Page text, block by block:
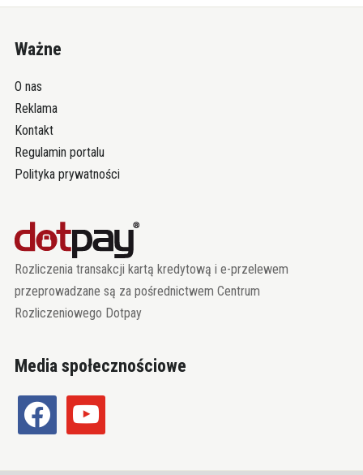
Ważne
O nas
Reklama
Kontakt
Regulamin portalu
Polityka prywatności
Rozliczenia transakcji kartą kredytową i e-przelewem
przeprowadzane są za pośrednictwem Centrum
Rozliczeniowego Dotpay
Media społecznościowe
facebook youtube